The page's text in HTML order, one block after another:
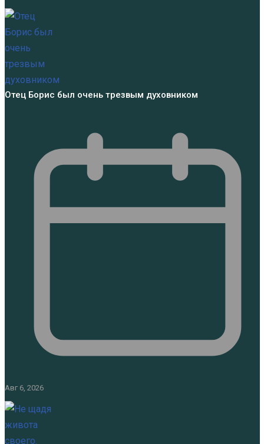
Отец Борис был очень трезвым духовником
Авг 6, 2026